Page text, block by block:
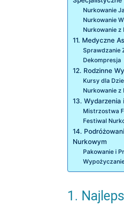
Nurkowanie
Nurkowanie
Nurkowanie z
11. Medyczne
Sprawdzanie
Dekompresja
12. Rodzinne
Kursy dla
Nurkowanie z
13. Wydarzenia
Mistrzostwa
Festiwal
14.
Nurkowym
Pakowanie i
1.